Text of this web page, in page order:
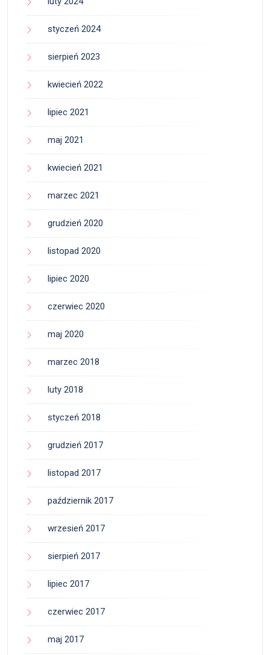
styczeń 2024
sierpień 2023
kwiecień 2022
lipiec 2021
maj 2021
kwiecień 2021
marzec 2021
grudzień 2020
listopad 2020
lipiec 2020
czerwiec 2020
maj 2020
marzec 2018
luty 2018
styczeń 2018
grudzień 2017
listopad 2017
październik 2017
wrzesień 2017
sierpień 2017
lipiec 2017
czerwiec 2017
maj 2017